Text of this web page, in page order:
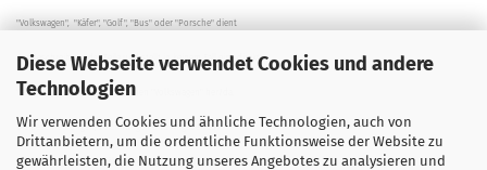
Diese Webseite verwendet Cookies und andere
Technologien
Wir verwenden Cookies und ähnliche Technologien, auch von
Drittanbietern, um die ordentliche Funktionsweise der Website zu
gewährleisten, die Nutzung unseres Angebotes zu analysieren und
"Volkswagen", "Käfer", "Golf", "Bus" oder "Porsche" dient
der Beschreibung der Teile und stellt in keinem Fall eine direkte
Verbindung zu dem Unternehmen "Volkswagen" her/da.
Die Beschreibungen, Zeichnungen und Angaben zur
Verwendung sind sorgfältig überprüft worden.